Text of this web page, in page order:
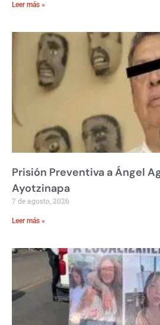
Leer más »
Prisión Preventiva a Ángel
Ayotzinapa
7 de agosto, 2026
Leer más »